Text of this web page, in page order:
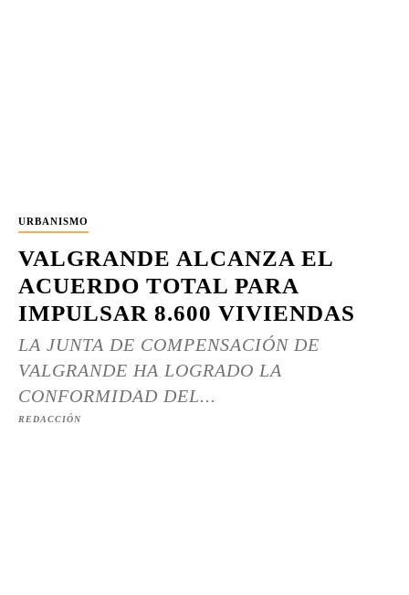
URBANISMO
VALGRANDE ALCANZA EL
ACUERDO TOTAL PARA
IMPULSAR 8.600 VIVIENDAS
LA JUNTA DE COMPENSACIÓN DE
VALGRANDE HA LOGRADO LA
CONFORMIDAD DEL...
REDACCIÓN